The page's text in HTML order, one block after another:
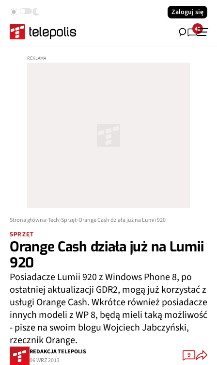
Zaloguj się
42
Strona główna Tech Sprzęt Orange Cash działa już na Lumii 920
SPRZĘT
Orange Cash działa już na Lumii
920
Posiadacze Lumii 920 z Windows Phone 8, po
ostatniej aktualizacji GDR2, mogą już korzystać z
usługi Orange Cash. Wkrótce również posiadacze
innych modeli z WP 8, będą mieli taką możliwość
- pisze na swoim blogu Wojciech Jabczyński,
rzecznik Orange.
REDAKCJA TELEPOLIS
06 WRZ 2013
9